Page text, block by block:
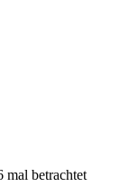
betrachtet